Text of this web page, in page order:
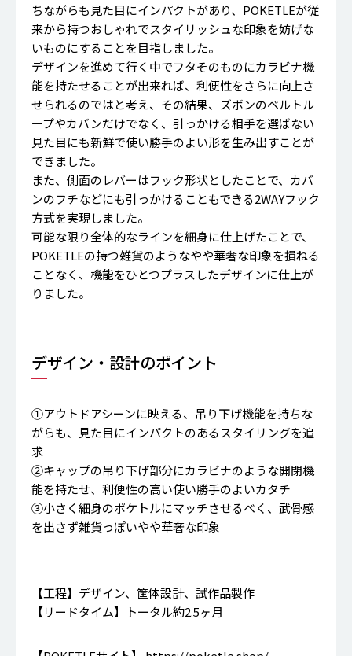
ちながらも見た目にインパクトがあり、POKETLEが従
来から持つおしゃれでスタイリッシュな印象を妨げな
いものにすることを目指しました。
デザインを進めて行く中でフタそのものにカラビナ機
能を持たせることが出来れば、利便性をさらに向上さ
せられるのではと考え、その結果、ズボンのベルトル
ープやカバンだけでなく、引っかける相手を選ばない
見た目にも新鮮で使い勝手のよい形を生み出すことが
できました。
また、側面のレバーはフック形状としたことで、カバ
ンのフチなどにも引っかけることもできる2WAYフック
方式を実現しました。
可能な限り全体的なラインを細身に仕上げたことで、
POKETLEの持つ雑貨のようなやや華奢な印象を損ねる
ことなく、機能をひとつプラスしたデザインに仕上が
りました。
デザイン・設計のポイント
①アウトドアシーンに映える、吊り下げ機能を持ちな
がらも、見た目にインパクトのあるスタイリングを追
求
②キャップの吊り下げ部分にカラビナのような開閉機
能を持たせ、利便性の高い使い勝手のよいカタチ
➂小さく細身のポケトルにマッチさせるべく、武骨感
を出さず雑貨っぽいやや華奢な印象
【工程】デザイン、筐体設計、試作品製作
【リードタイム】トータル約2.5ヶ月